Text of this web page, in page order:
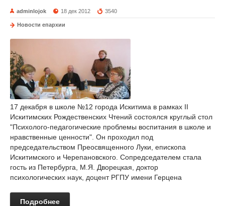
adminlojok 18 дек 2012 3540
Новости епархии
17 декабря в школе №12 города Искитима в рамках II
Искитимских Рождественских Чтений состоялся круглый стол
"Психолого-педагогические проблемы воспитания в школе и
нравственные ценности". Он проходил под
председательством Преосвященного Луки, епископа
Искитимского и Черепановского. Сопредседателем стала
гость из Петербурга, М.Я. Дворецкая, доктор
психологических наук, доцент РГПУ имени Герцена
Подробнее